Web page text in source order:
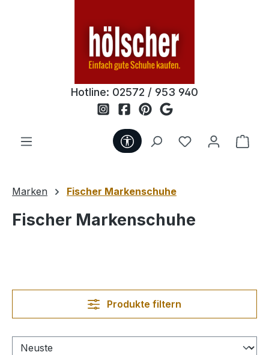
Hotline: 02572 / 953 940
Werkzeugleiste anzeigen
Du hast 0
Marken Fischer Markenschuhe
Fischer Markenschuhe
Produkte filtern